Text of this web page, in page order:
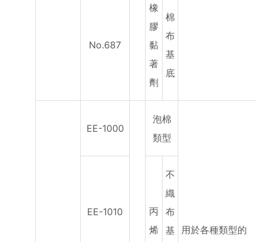
No.687
橡
膠
黏
著
劑
棉
布
基
底
EE-1000
泡棉
類型
用於各種類型的
EE-1010
丙
烯
不
織
布
基